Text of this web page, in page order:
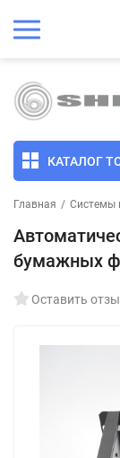
КАТАЛОГ
Главная / Системы
бумажных
Оставить